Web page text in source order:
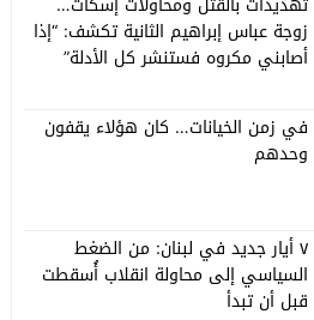
زوجة عباس إبراهيم الثانية تكشف: “إذا
أصابني مكروه فستنشر كل الأدلة”
في زمن الخيانات… كان هؤلاء يقفون
وحدهم
٧ أيار جديد في لبنان: من الضغط
السياسي إلى محاولة انقلاب أُسقطت
قبل أن تبدأ